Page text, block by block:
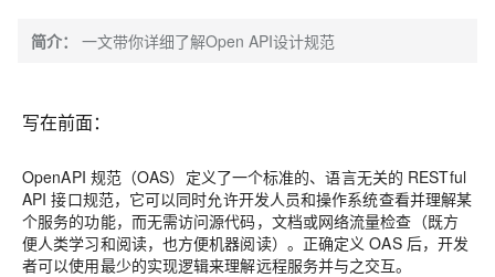
简介： 一文带你详细了解Open API设计规范
写在前面：
OpenAPI 规范（OAS）定义了一个标准的、语言无关的 RESTful
API 接口规范，它可以同时允许开发人员和操作系统查看并理解某
个服务的功能，而无需访问源代码，文档或网络流量检查（既方
便人类学习和阅读，也方便机器阅读）。正确定义 OAS 后，开发
者可以使用最少的实现逻辑来理解远程服务并与之交互。